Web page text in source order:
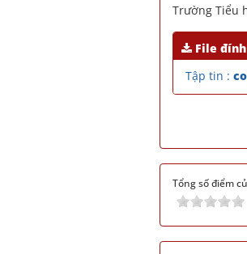
Trường Tiểu
File
Tập tin :
Tổng số điểm